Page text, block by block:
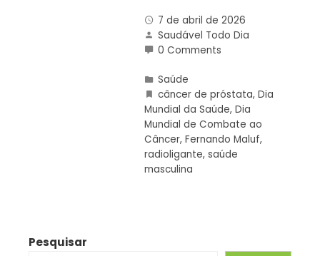
7 de abril de 2026
Saudável Todo Dia
0 Comments
Saúde
câncer de próstata, Dia
Mundial da Saúde, Dia
Mundial de Combate ao
Câncer, Fernando Maluf,
radioligante, saúde
masculina
Pesquisar